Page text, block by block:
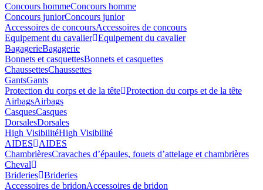
Concours hommeConcours homme
Concours juniorConcours junior
Accessoires de concoursAccessoires de concours
Equipement du cavalier Equipement du cavalier
BagagerieBagagerie
Bonnets et casquettesBonnets et casquettes
ChaussettesChaussettes
GantsGants
Protection du corps et de la tête Protection du corps et de la tête
AirbagsAirbags
CasquesCasques
DorsalesDorsales
High VisibilitéHigh Visibilité
AIDES
AIDES
ChambrièresCravaches d’épaules, fouets d’attelage et chambrières
Cheval
Brideries Brideries
Accessoires de bridonAccessoires de bridon